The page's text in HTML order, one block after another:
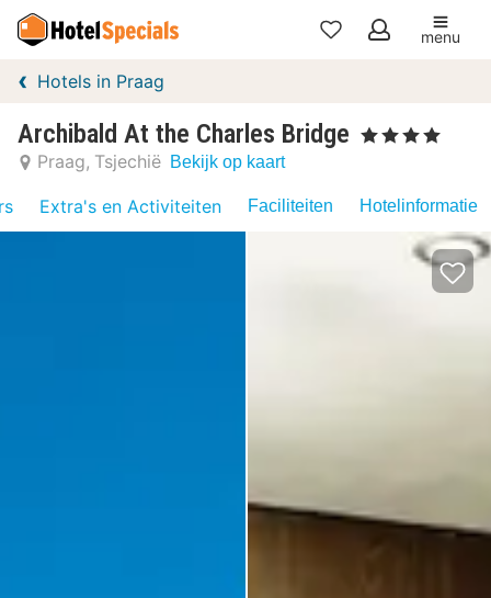
Mijn
menu
Hotels in Praag
Archibald At the Charles Bridge , 4 Sterren
Praag Tsjechië Bekijk op kaart
Extra's en Activiteiten Faciliteiten Hotelinformatie